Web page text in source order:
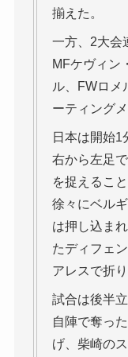
揃えた。
一方、2大会
MFケヴィン
ル、FWロメ
ーティング
日本は開始1
右から左足
を捉えるこ
徐々にベル
は押し込ま
たディフェ
アレスで折り
試合は後半
自陣で奪っ
げ、柴崎の